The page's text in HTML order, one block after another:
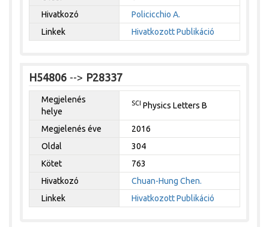
Hivatkozó
Policicchio A.
Linkek
Hivatkozott Publikáció
H54806 --> P28337
Megjelenés
helye
SCI Physics Letters B
Megjelenés éve
2016
Oldal
304
Kötet
763
Hivatkozó
Chuan-Hung Chen.
Linkek
Hivatkozott Publikáció